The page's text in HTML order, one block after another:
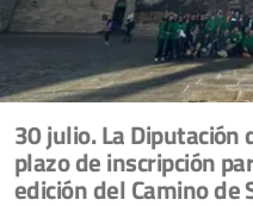
30 julio. La Diputación
plazo de inscripción
edición del Camino de